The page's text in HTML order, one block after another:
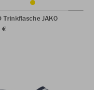
Trinkflasche JAKO
€